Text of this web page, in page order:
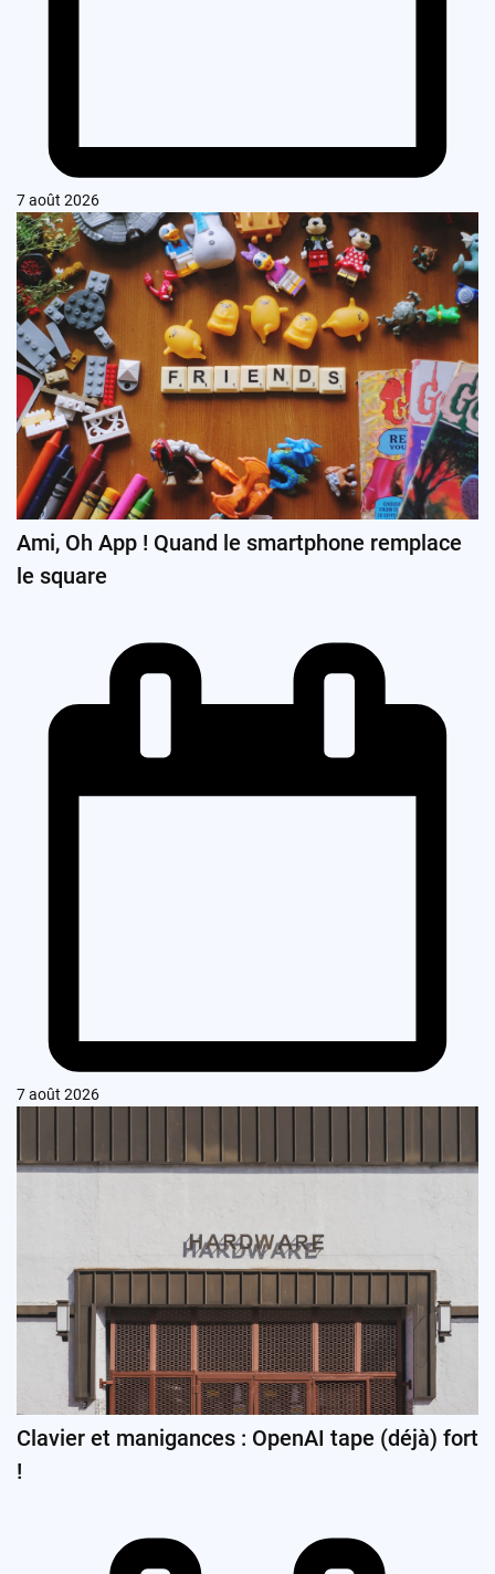
7 août 2026
Ami, Oh App ! Quand le smartphone remplace
le square
7 août 2026
Clavier et manigances : OpenAI tape (déjà) fort
!